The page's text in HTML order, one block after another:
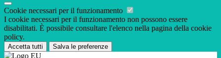
Cookie necessari per il funzionamento
I cookie necessari per il funzionamento non possono essere
disabilitati. È possibile consultare l'elenco nella pagina della cookie
policy.
Accetta tutti Salva le preferenze